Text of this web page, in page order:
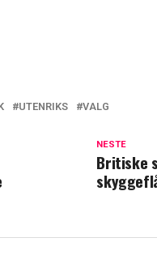
UTENRIKS VALG
NESTE
Britiske